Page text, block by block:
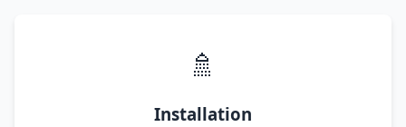
🚿
Installation